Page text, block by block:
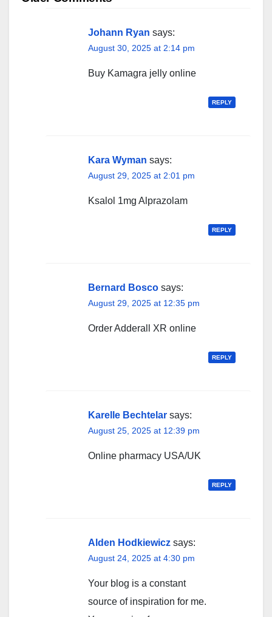
Johann Ryan says:
August 30, 2025 at 2:14 pm
Buy Kamagra jelly online
REPLY
Kara Wyman says:
August 29, 2025 at 2:01 pm
Ksalol 1mg Alprazolam
REPLY
Bernard Bosco says:
August 29, 2025 at 12:35 pm
Order Adderall XR online
REPLY
Karelle Bechtelar says:
August 25, 2025 at 12:39 pm
Online pharmacy USA/UK
REPLY
Alden Hodkiewicz says:
August 24, 2025 at 4:30 pm
Your blog is a constant
source of inspiration for me.